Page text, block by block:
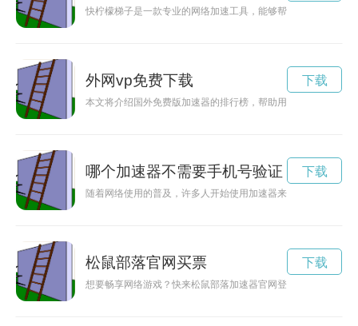
快柠檬梯子是一款专业的网络加速工具，能够帮助用户突破地
外网vp免费下载
本文将介绍国外免费版加速器的排行榜，帮助用户选择适合自己
下载
哪个加速器不需要手机号验证
随着网络使用的普及，许多人开始使用加速器来提升网络速度
下载
松鼠部落官网买票
想要畅享网络游戏？快来松鼠部落加速器官网登录入口，享受流
下载